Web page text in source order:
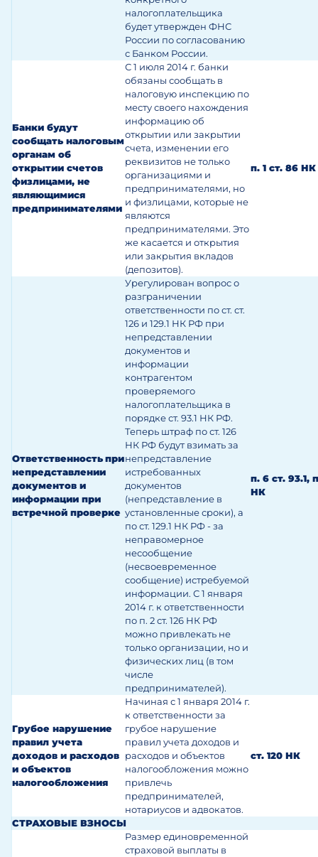
налогоплательщика
будет утвержден ФНС
России по согласованию
с Банком России.
Банки будут
сообщать налоговым
органам об
открытии счетов
физлицами, не
являющимися
предпринимателями
С 1 июля 2014 г. банки
обязаны сообщать в
налоговую инспекцию по
месту своего нахождения
информацию об
открытии или закрытии
счета, изменении его
реквизитов не только
организациями и
предпринимателями, но
и физлицами, которые не
являются
предпринимателями. Это
же касается и открытия
или закрытия вкладов
(депозитов).
п. 1 ст. 86 НК
Ответственностьпри
непредставлении
документов и
информации при
встречной проверке
Урегулирован вопрос о
разграничении
ответственности по ст. ст.
126 и 129.1 НК РФ при
непредставлении
документов и
информации
контрагентом
проверяемого
налогоплательщика в
порядке ст. 93.1 НК РФ.
Теперь штраф по ст. 126
НК РФ будут взимать за
непредставление
истребованных
документов
(непредставление в
установленные сроки), а
по ст. 129.1 НК РФ - за
неправомерное
несообщение
(несвоевременное
сообщение) истребуемой
информации. С 1 января
2014 г. к ответственности
по п. 2 ст. 126 НК РФ
можно привлекать не
только организации, но и
физических лиц (в том
числе
предпринимателей).
п. 6 ст. 93.1,
НК
Грубое нарушение
правил учета
доходов и расходов
и объектов
налогообложения
Начиная с 1 января 2014 г.
к ответственности за
грубое нарушение
правил учета доходов и
расходов и объектов
налогообложения можно
привлечь
предпринимателей,
нотариусов и адвокатов.
ст. 120 НК
СТРАХОВЫЕ ВЗНОСЫ
Размер единовременной
страховой выплаты в